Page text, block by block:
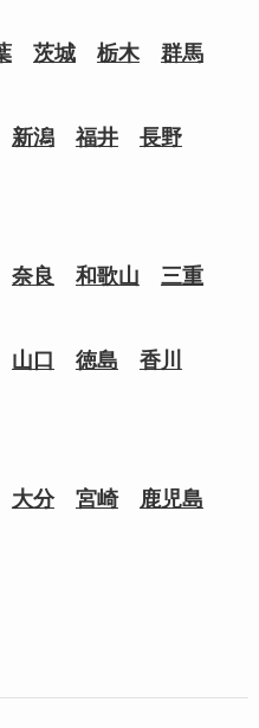
茨城 栃木 群馬
新潟 福井 長野
奈良 和歌山 三重
山口 徳島 香川
大分 宮崎 鹿児島